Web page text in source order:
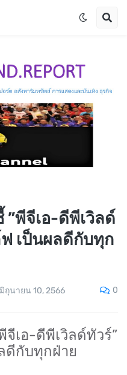
”พีจีเอ-ดีพีเวิลด์
เป็นผลดีกับทุก
มิถุนายน 10, 2566 0
จีเอ-ดีพีเวิลด์ทัวร์”
ดีกับทุกฝ่าย